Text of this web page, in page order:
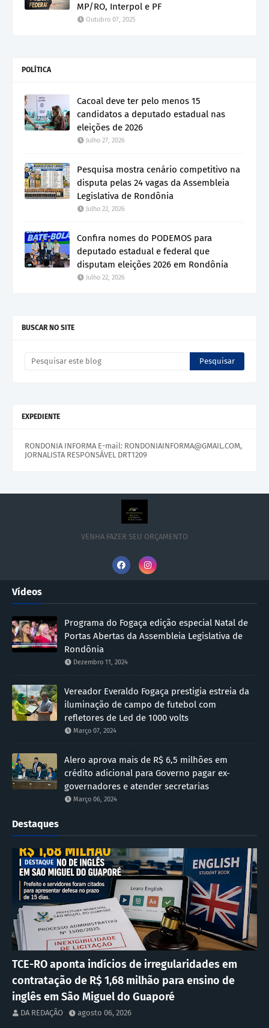
MP/RO, Interpol e PF
Outubro 07, 2025
POLÍTICA
Cacoal deve ter pelo menos 15
candidatos a deputado estadual nas
eleições de 2026
Julho 27, 2026
Pesquisa mostra cenário competitivo na
disputa pelas 24 vagas da Assembleia
Legislativa de Rondônia
Julho 22, 2026
Confira nomes do PODEMOS para
deputado estadual e federal que
disputam eleições 2026 em Rondônia
Julho 22, 2026
BUSCAR NO SITE
EXPEDIENTE
RONDONIA INFORMA E-mail: RONDONIAINFORMA@GMAIL.COM,
JORNALISTA RESPONSÁVEL DRT1209
VENHA FAZER SEU ORÇAMENTO
Vídeos
Programa do Fogaça edição especial Natal de
Portas Abertas da Assembleia Legislativa de
Rondônia
Dezembro 11, 2024
Vereador Everaldo Fogaça prestigia estreia da
iluminação de campo de futebol com
refletores de Led de 1000 volts
Março 07, 2024
Alero aprova mais de R$ 6,5 milhões em
crédito adicional para Governo pagar ex-
governadores e atender secretarias
Março 06, 2024
Destaques
DESTAQUE
TCE-RO aponta indícios de irregularidades em
contratação de R$ 1,68 milhão para ensino de
inglês em São Miguel do Guaporé
DA REDAÇÃO agosto 06, 2026